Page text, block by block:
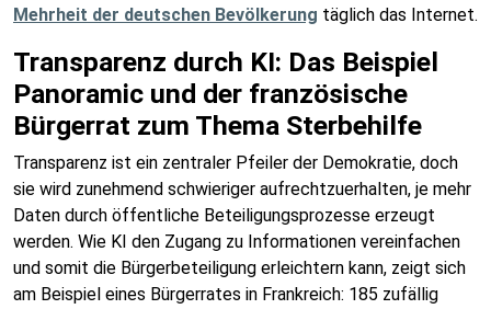
Mehrheit der deutschen Bevölkerung täglich das Internet.
Transparenz durch KI: Das Beispiel
Panoramic und der französische
Bürgerrat zum Thema Sterbehilfe
Transparenz ist ein zentraler Pfeiler der Demokratie, doch
sie wird zunehmend schwieriger aufrechtzuerhalten, je mehr
Daten durch öffentliche Beteiligungsprozesse erzeugt
werden. Wie KI den Zugang zu Informationen vereinfachen
und somit die Bürgerbeteiligung erleichtern kann, zeigt sich
am Beispiel eines Bürgerrates in Frankreich: 185 zufällig